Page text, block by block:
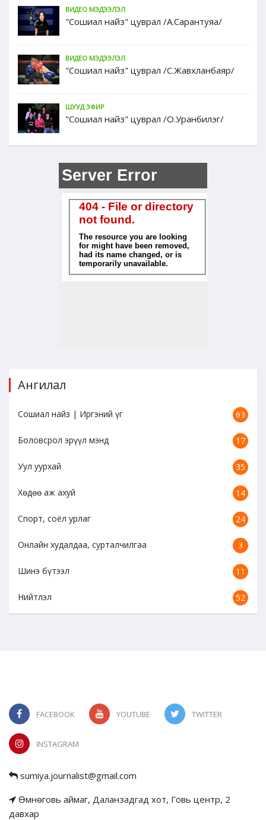
ВИДЕО МЭДЭЭЛЭЛ
"Сошиал найз" цуврал /А.Сарантуяа/
ВИДЕО МЭДЭЭЛЭЛ
"Сошиал найз" цуврал /С.Жавхланбаяр/
ШУУД ЭФИР
"Сошиал найз" цуврал /О.Уранбилэг/
Ангилал
Сошиал найз | Иргэний үг 63
Боловсрол эрүүл мэнд 17
Уул уурхай 35
Хөдөө аж ахуй 14
Спорт, соёл урлаг 24
Онлайн худалдаа, сурталчилгаа 3
Шинэ бүтээл 11
Нийтлэл 52
FACEBOOK YOUTUBE TWITTER
INSTAGRAM
sumiya.journalist@gmail.com
Өмнөговь аймаг, Даланзадгад хот, Говь центр, 2
давхар